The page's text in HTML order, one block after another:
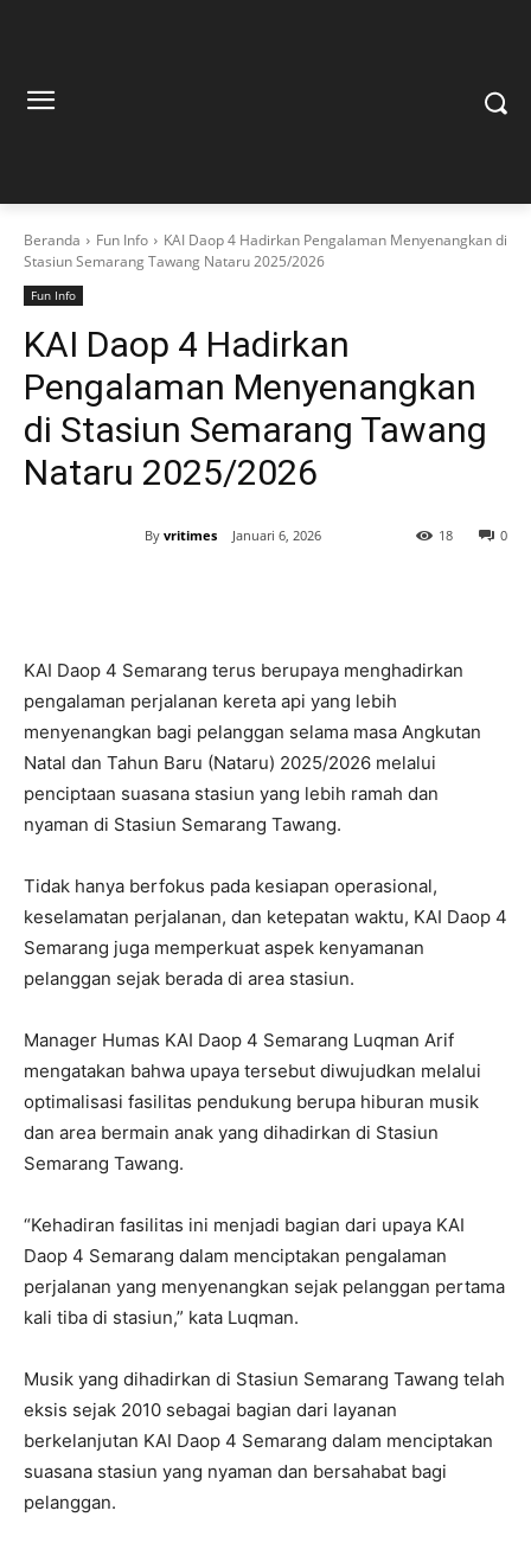
Beranda Fun Info
KAI Daop 4 Hadirkan Pengalaman Menyenangkan di
Stasiun Semarang Tawang Nataru 2025/2026
Fun Info
KAI Daop 4 Hadirkan
Pengalaman Menyenangkan
di Stasiun Semarang Tawang
Nataru 2025/2026
By vritimes Januari 6, 2026 0
18
KAI Daop 4 Semarang terus berupaya menghadirkan
pengalaman perjalanan kereta api yang lebih
menyenangkan bagi pelanggan selama masa Angkutan
Natal dan Tahun Baru (Nataru) 2025/2026 melalui
penciptaan suasana stasiun yang lebih ramah dan
nyaman di Stasiun Semarang Tawang.
Tidak hanya berfokus pada kesiapan operasional,
keselamatan perjalanan, dan ketepatan waktu, KAI Daop 4
Semarang juga memperkuat aspek kenyamanan
pelanggan sejak berada di area stasiun.
Manager Humas KAI Daop 4 Semarang Luqman Arif
mengatakan bahwa upaya tersebut diwujudkan melalui
optimalisasi fasilitas pendukung berupa hiburan musik
dan area bermain anak yang dihadirkan di Stasiun
Semarang Tawang.
“Kehadiran fasilitas ini menjadi bagian dari upaya KAI
Daop 4 Semarang dalam menciptakan pengalaman
perjalanan yang menyenangkan sejak pelanggan pertama
kali tiba di stasiun,” kata Luqman.
Musik yang dihadirkan di Stasiun Semarang Tawang telah
eksis sejak 2010 sebagai bagian dari layanan
berkelanjutan KAI Daop 4 Semarang dalam menciptakan
suasana stasiun yang nyaman dan bersahabat bagi
pelanggan.